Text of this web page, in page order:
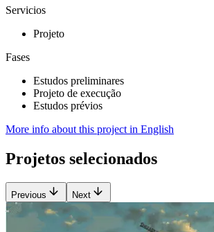
Servicios
Projeto
Fases
Estudos preliminares
Projeto de execução
Estudos prévios
More info about this project in English
Projetos selecionados
Previous Next